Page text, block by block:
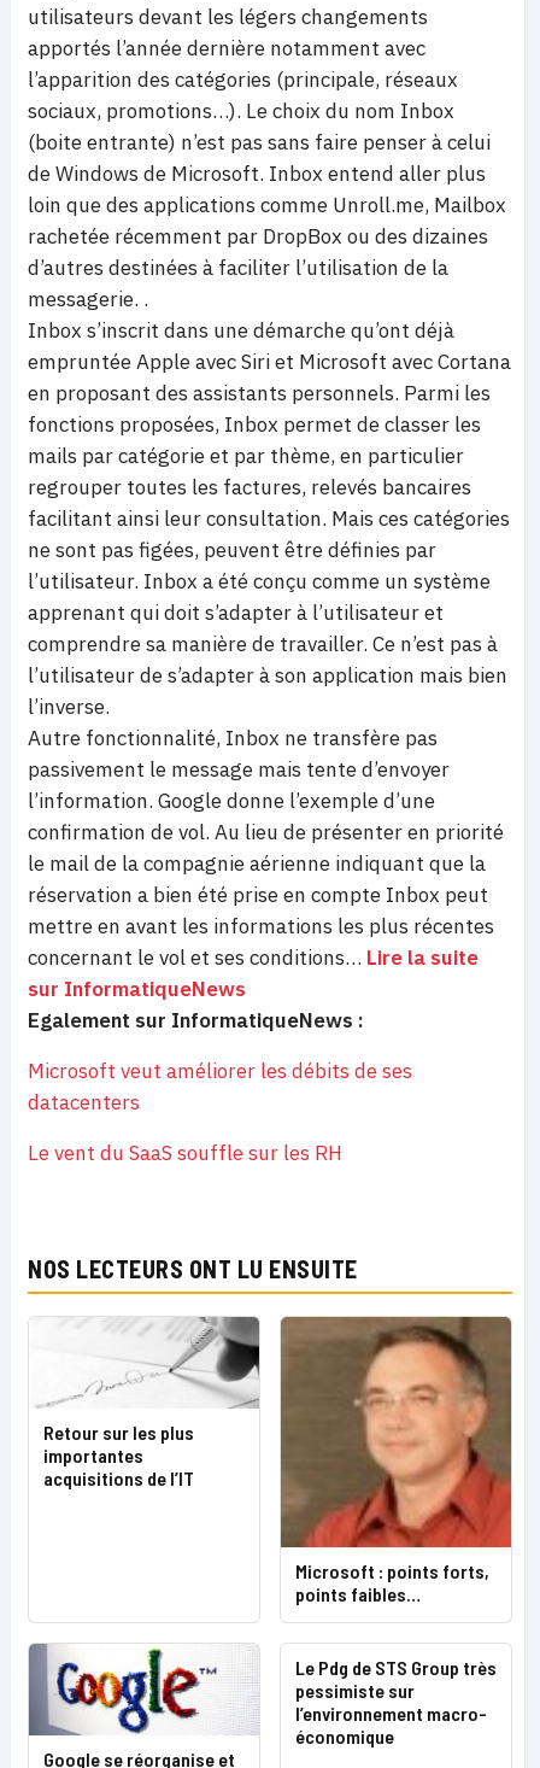
utilisateurs devant les légers changements
apportés l’année dernière notamment avec
l’apparition des catégories (principale, réseaux
sociaux, promotions…). Le choix du nom Inbox
(boite entrante) n’est pas sans faire penser à celui
de Windows de Microsoft. Inbox entend aller plus
loin que des applications comme Unroll.me, Mailbox
rachetée récemment par DropBox ou des dizaines
d’autres destinées à faciliter l’utilisation de la
messagerie. .
Inbox s’inscrit dans une démarche qu’ont déjà
empruntée Apple avec Siri et Microsoft avec Cortana
en proposant des assistants personnels. Parmi les
fonctions proposées, Inbox permet de classer les
mails par catégorie et par thème, en particulier
regrouper toutes les factures, relevés bancaires
facilitant ainsi leur consultation. Mais ces catégories
ne sont pas figées, peuvent être définies par
l’utilisateur. Inbox a été conçu comme un système
apprenant qui doit s’adapter à l’utilisateur et
comprendre sa manière de travailler. Ce n’est pas à
l’utilisateur de s’adapter à son application mais bien
l’inverse.
Autre fonctionnalité, Inbox ne transfère pas
passivement le message mais tente d’envoyer
l’information. Google donne l’exemple d’une
confirmation de vol. Au lieu de présenter en priorité
le mail de la compagnie aérienne indiquant que la
réservation a bien été prise en compte Inbox peut
mettre en avant les informations les plus récentes
concernant le vol et ses conditions… Lire la suite
sur InformatiqueNews
Egalement sur InformatiqueNews :
Microsoft veut améliorer les débits de ses
datacenters
Le vent du SaaS souffle sur les RH
NOS LECTEURS ONT LU ENSUITE
Retour sur les plus
importantes
acquisitions de l’IT
Microsoft : points forts,
points faibles…
Google se réorganise et
Le Pdg de STS Group très
pessimiste sur
l’environnement macro-
économique